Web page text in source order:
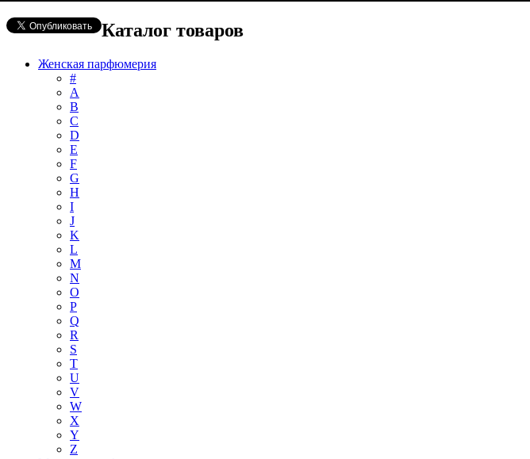
Каталог товаров
Женская парфюмерия
#
А
B
C
D
E
F
G
H
I
J
K
L
M
N
O
P
Q
R
S
T
U
V
W
X
Y
Z